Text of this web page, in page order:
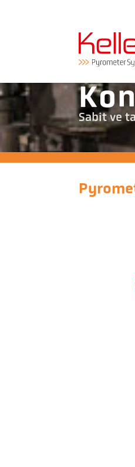
Sabit ve